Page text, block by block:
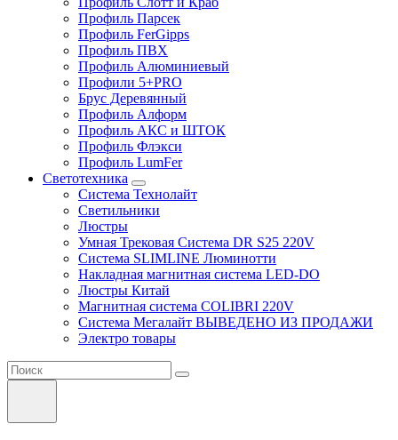
Профиль Парсек
Профиль FerGipps
Профиль ПВХ
Профиль Алюминиевый
Профили 5+PRO
Брус Деревянный
Профиль Алформ
Профиль АКС и ШТОК
Профиль Флэкси
Профиль LumFer
Светотехника
Система Технолайт
Светильники
Люстры
Умная Трековая Система DR S25 220V
Система SLIMLINE Люминотти
Накладная магнитная система LED-DO
Люстры Китай
Магнитная система COLIBRI 220V
Система Мегалайт ВЫВЕДЕНО ИЗ ПРОДАЖИ
Электро товары